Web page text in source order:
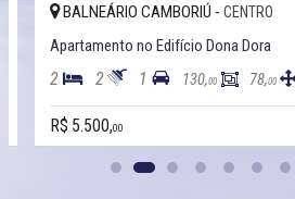
BALNEÁRIO CAMBORIÚ - CENTRO
Apartamento no Edifício Dona Dora
2 2 1 130,00 78,00
R$ 5.500,00